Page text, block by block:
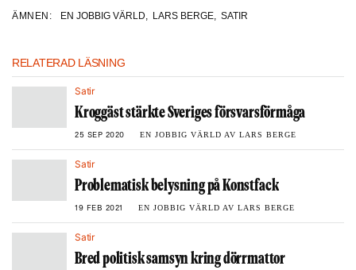
ÄMNEN: EN JOBBIG VÄRLD, LARS BERGE, SATIR
RELATERAD LÄSNING
Satir
Kroggäst stärkte Sveriges försvarsförmåga
25 SEP 2020 EN JOBBIG VÄRLD AV LARS BERGE
Satir
Problematisk belysning på Konstfack
19 FEB 2021 EN JOBBIG VÄRLD AV LARS BERGE
Satir
Bred politisk samsyn kring dörrmattor